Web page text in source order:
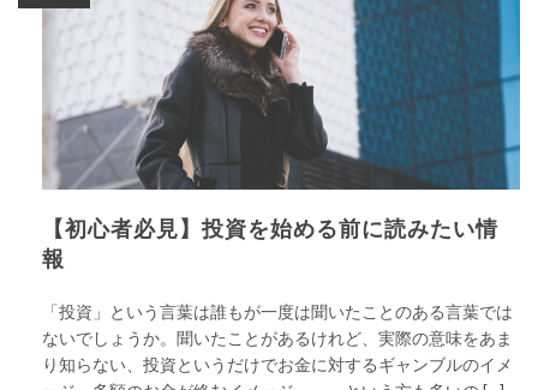
【初心者必見】投資を始める前に読みたい情
報
「投資」という言葉は誰もが一度は聞いたことのある言葉では
ないでしょうか。聞いたことがあるけれど、実際の意味をあま
り知らない、投資というだけでお金に対するギャンブルのイメ